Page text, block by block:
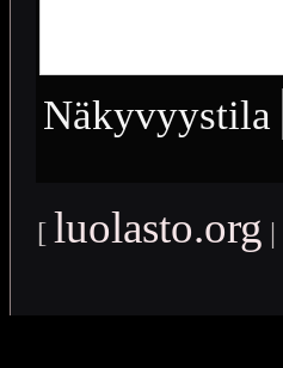
Näkyvyystila
[ luolasto.org |